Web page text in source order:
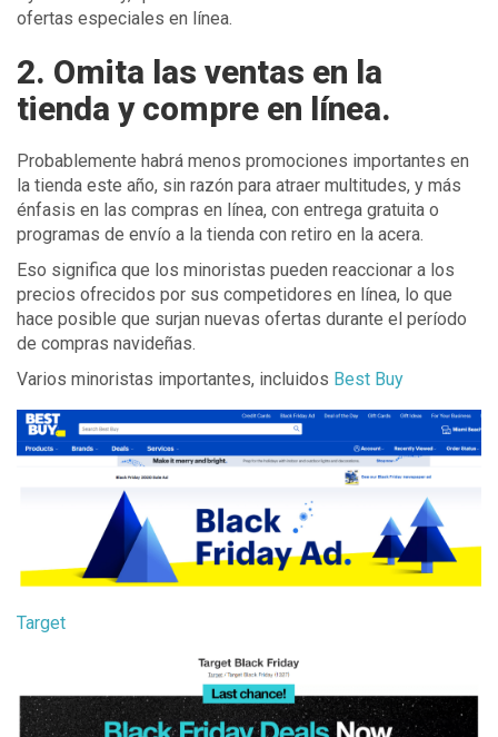
ofertas especiales en línea.
2. Omita las ventas en la
tienda y compre en línea.
Probablemente habrá menos promociones importantes en
la tienda este año, sin razón para atraer multitudes, y más
énfasis en las compras en línea, con entrega gratuita o
programas de envío a la tienda con retiro en la acera.
Eso significa que los minoristas pueden reaccionar a los
precios ofrecidos por sus competidores en línea, lo que
hace posible que surjan nuevas ofertas durante el período
de compras navideñas.
Varios minoristas importantes, incluidos Best Buy
Target